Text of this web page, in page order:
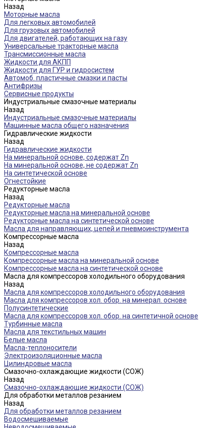
Назад
Моторные масла
Для легковых автомобилей
Для грузовых автомобилей
Для двигателей, работающих на газу
Универсальные тракторные масла
Трансмиссионные масла
Жидкости для АКПП
Жидкости для ГУР и гидросистем
Автомоб. пластичные смазки и пасты
Антифризы
Сервисные продукты
Индустриальные смазочные материалы
Назад
Индустриальные смазочные материалы
Машинные масла общего назначения
Гидравлические жидкости
Назад
Гидравлические жидкости
На минеральной основе, содержат Zn
На минеральной основе, не содержат Zn
На синтетической основе
Огнестойкие
Редукторные масла
Назад
Редукторные масла
Редукторные масла на минеральной основе
Редукторные масла на синтетической основе
Масла для направляющих, цепей и пневмоинструмента
Компрессорные масла
Назад
Компрессорные масла
Компрессорные масла на минеральной основе
Компрессорные масла на синтетической основе
Масла для компрессоров холодильного оборудования
Назад
Масла для компрессоров холодильного оборудования
Масла для компрессоров хол. обор. на минерал. основе
Полусинтетические
Масла для компрессоров хол. обор. на синтетичной основе
Турбинные масла
Масла для текстильных машин
Белые масла
Масла-теплоносители
Электроизоляционные масла
Цилиндровые масла
Смазочно-охлаждающие жидкости (СОЖ)
Назад
Смазочно-охлаждающие жидкости (СОЖ)
Для обработки металлов резанием
Назад
Для обработки металлов резанием
Водосмешиваемые